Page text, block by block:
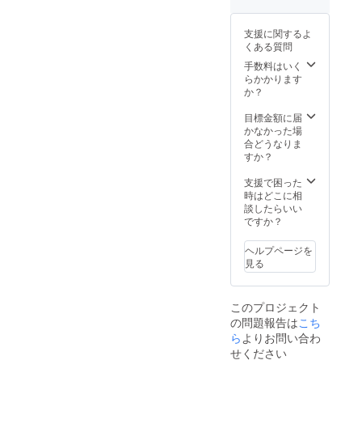
米糀で
す。 ・
季節の
味味噌
400g×1
▼発送
▼賞味
期限▼
米なし/
限1ヶ月
（完封
後要冷
蔵） ・
存の場
長持ち
します
（保存
方法）
要冷蔵
賞味期
乾く和
手ぬぐ
いは、
いろん
な生活
シーン
と思い
ます。
・味味
送▼
常温発
送 ▼賞
味期限
し 味噌
（保存
方法）
要冷蔵
限：3ヶ
月（要
冷蔵）
字をそ
手ぬぐ
いにし
まし
た。ぜ
いて具
座の風
情を暮
楽しみ
下さ
い。濡
れても
乾く和
手ぬぐ
いは、
いろん
シーン
でお役
に立つ
と思い
ます。
支援に関するよ
くある質問
手数料はいく
らかかります
か？
目標金額に届
かなかった場
合どうなりま
すか？
支援で困った
時はどこに相
談したらいい
ですか？
ヘルプページを
見る
このプロジェクト
の問題報告はこち
らよりお問い合わ
せください